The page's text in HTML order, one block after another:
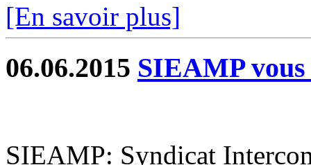
[En savoir plus]
06.06.2015 SIEAMP
SIEAMP: Syndicat